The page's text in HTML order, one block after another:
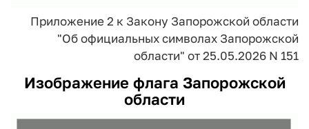
Приложение 2 к Закону Запорожской области
"Об официальных символах Запорожской
области" от 25.05.2026 N 151
Изображение флага Запорожской
области